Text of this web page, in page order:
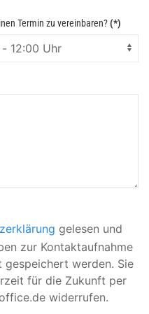
Termin zu vereinbaren?(*)
gelesen und
zur Kontaktaufnahme
gespeichert werden. Sie
für die Zukunft per
widerrufen.